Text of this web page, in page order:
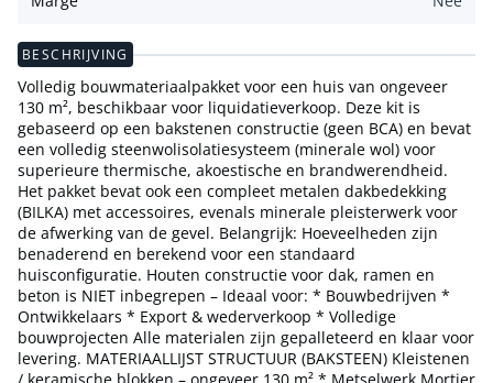
BESCHRIJVING
Volledig bouwmateriaalpakket voor een huis van ongeveer
130 m², beschikbaar voor liquidatieverkoop. Deze kit is
gebaseerd op een bakstenen constructie (geen BCA) en bevat
een volledig steenwolisolatiesysteem (minerale wol) voor
superieure thermische, akoestische en brandwerendheid.
Het pakket bevat ook een compleet metalen dakbedekking
(BILKA) met accessoires, evenals minerale pleisterwerk voor
de afwerking van de gevel. Belangrijk: Hoeveelheden zijn
benaderend en berekend voor een standaard
huisconfiguratie. Houten constructie voor dak, ramen en
beton is NIET inbegrepen – Ideaal voor: * Bouwbedrijven *
Ontwikkelaars * Export & wederverkoop * Volledige
bouwprojecten Alle materialen zijn gepalleteerd en klaar voor
levering. MATERIAALLIJST STRUCTUUR (BAKSTEEN) Kleistenen